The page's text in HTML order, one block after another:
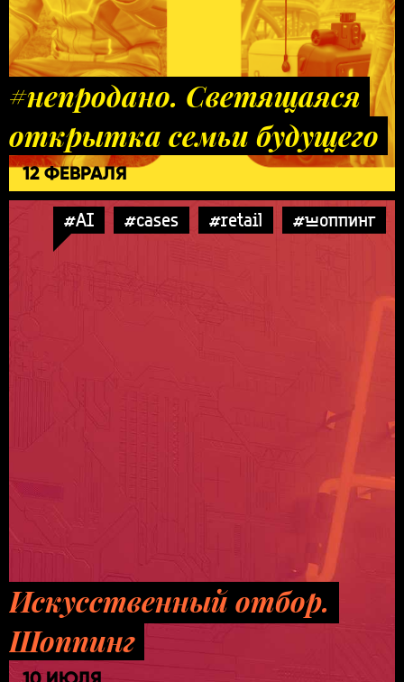
#непродано. Светящаяся
открытка семьи будущего
12 ФЕВРАЛЯ
#AI #cases #retail #шоппинг
Искусственный отбор.
Шоппинг